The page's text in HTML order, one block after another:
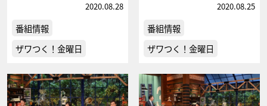
2020.08.28
番組情報
ザワつく！金曜日
2020.08.25
番組情報
ザワつく！金曜日